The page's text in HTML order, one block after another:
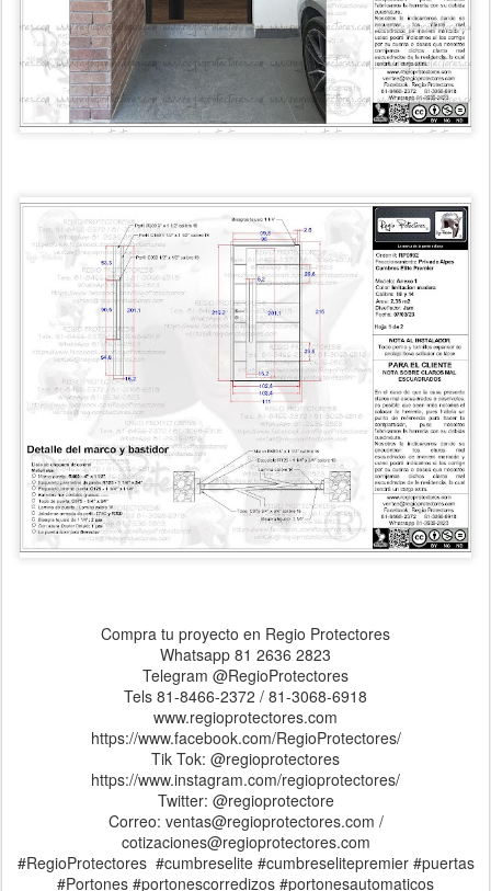
Compra tu proyecto en Regio Protectores
Whatsapp 81 2636 2823
Telegram @RegioProtectores
Tels 81-8466-2372 / 81-3068-6918
www.regioprotectores.com
https://www.facebook.com/RegioProtectores/
Tik Tok: @regioprotectores
https://www.instagram.com/regioprotectores/
Twitter: @regioprotectore
Correo: ventas@regioprotectores.com /
cotizaciones@regioprotectores.com
#RegioProtectores #cumbreselite #cumbreselitepremier #puertas
#Portones #portonescorredizos #portonesautomaticos